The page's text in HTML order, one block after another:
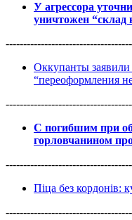
У агрессора
уничтожен “склад
Оккупанты
“переоформления
С погибшим при
горловчанином
Піца без кордонів: